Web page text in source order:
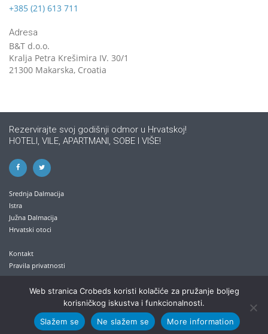
+385 (21) 613 711
Adresa
B&T d.o.o.
Kralja Petra Krešimira IV. 30/1
21300 Makarska, Croatia
Rezervirajte svoj godišnji odmor u Hrvatskoj!
HOTELI, VILE, APARTMANI, SOBE I VIŠE!
Srednja Dalmacija
Istra
Južna Dalmacija
Hrvatski otoci
Kontakt
Pravila privatnosti
+385 21 613 711
info@crobeds.com
Kralja Petra Krešimira IV. 30/1 , 21300 Makarska, Hrvatska
Web stranica Crobeds koristi kolačiće za pružanje boljeg
korisničkog iskustva i funkcionalnosti.
Slažem se
Ne slažem se More information